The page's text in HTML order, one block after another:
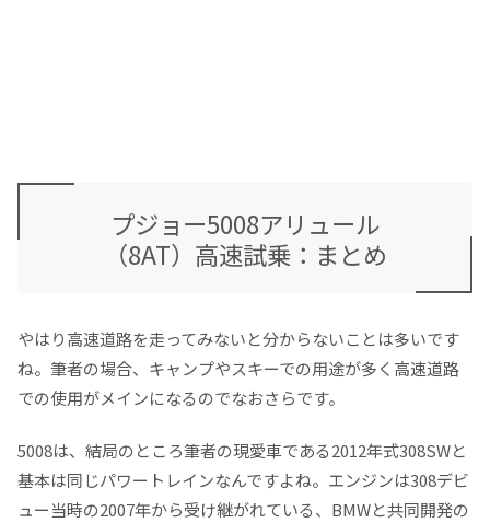
プジョー5008アリュール
（8AT）高速試乗：まとめ
やはり高速道路を走ってみないと分からないことは多いです
ね。筆者の場合、キャンプやスキーでの用途が多く高速道路
での使用がメインになるのでなおさらです。
5008は、結局のところ筆者の現愛車である2012年式308SWと
基本は同じパワートレインなんですよね。エンジンは308デビ
ュー当時の2007年から受け継がれている、BMWと共同開発の